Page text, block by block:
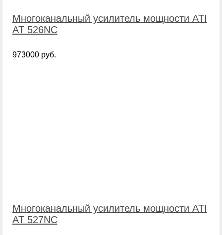
Многоканальный усилитель мощности ATI
AT 526NC
973000 руб.
Многоканальный усилитель мощности ATI
AT 527NC